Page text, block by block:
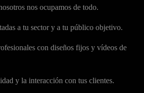
nos ocupamos de todo.
a tu sector y a tu público objetivo.
con diseños fijos y vídeos de
y la interacción con tus clientes.